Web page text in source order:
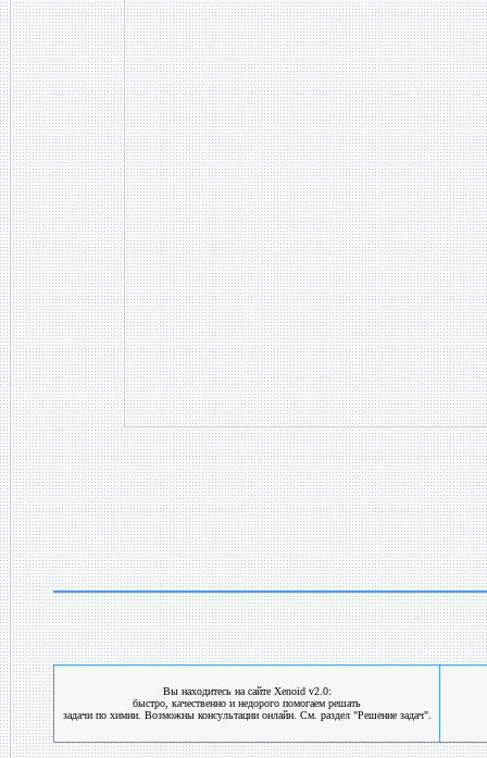
Вы находитесь на сайте Xenoid v2.0:
быстро, качественно и недорого помогаем решать
задачи по химии. Возможны консультации онлайн. См. раздел "Решение задач".